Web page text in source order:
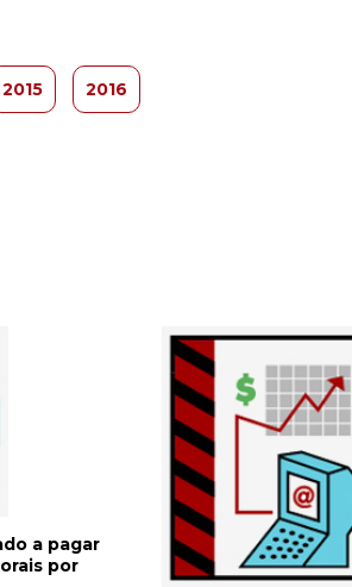
2015 2016
a pagar
por